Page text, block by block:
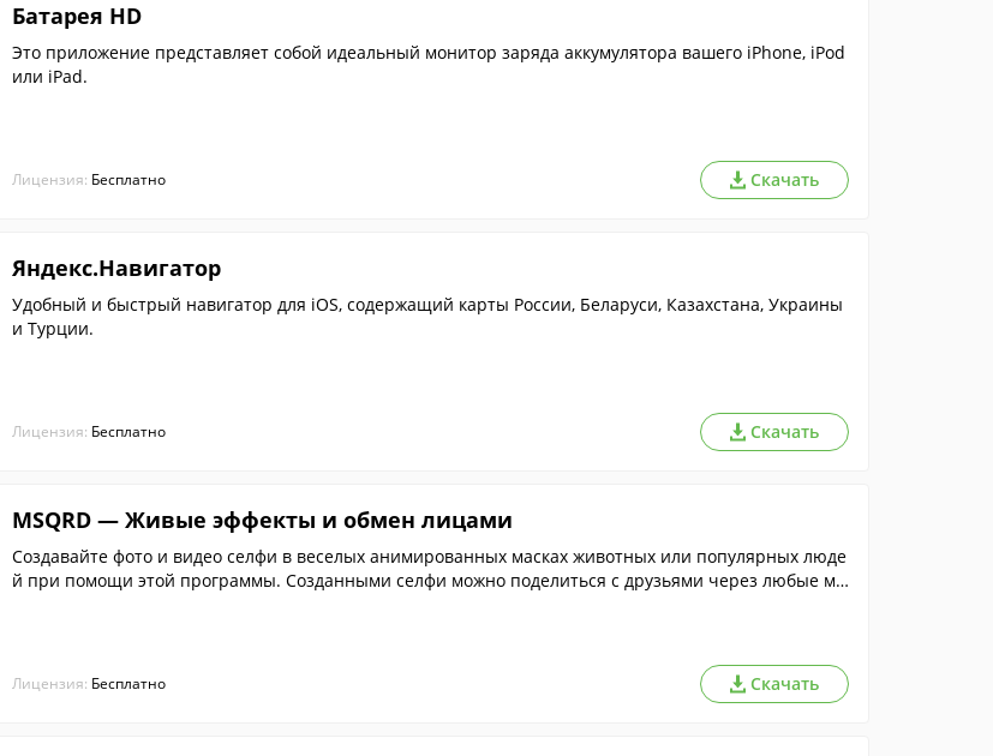
Батарея HD
Это приложение представляет собой идеальный монитор заряда аккумулятора вашего iPhone, iPod
или iPad.
Лицензия: Бесплатно Скачать
Яндекс.Навигатор
Удобный и быстрый навигатор для iOS, содержащий карты России, Беларуси, Казахстана, Украины
и Турции.
Лицензия: Бесплатно Скачать
MSQRD — Живые эффекты и обмен лицами
Создавайте фото и видео селфи в веселых анимированных масках животных или популярных люде
й при помощи этой программы. Созданными селфи можно поделиться с друзьями через любые ме
Лицензия: Бесплатно Скачать